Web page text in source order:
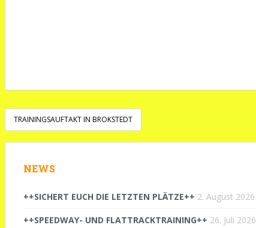
Beitragsnavigation
TRAININGSAUFTAKT IN BROKSTEDT
NEWS
++SICHERT EUCH DIE LETZTEN PLÄTZE++ 2. August 2026
++SPEEDWAY- UND FLATTRACKTRAINING++ 26. Juli 2026